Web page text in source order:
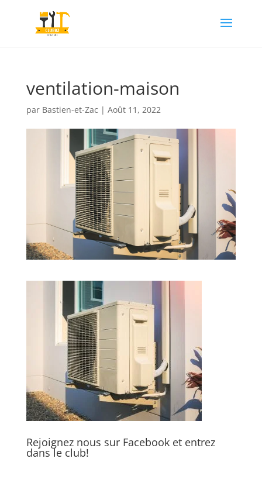
ventilation-maison
par Bastien-et-Zac | Août 11, 2022
Rejoignez nous sur Facebook et entrez
dans le club!